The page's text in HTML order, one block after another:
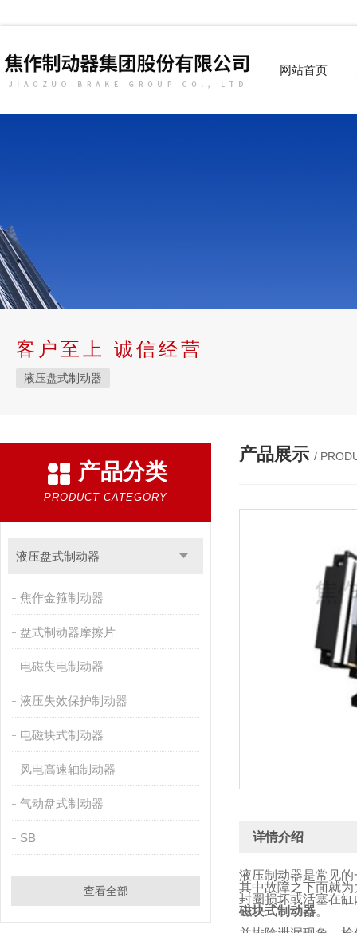
网站首页
客户至上 诚信经营
液压盘式制动器
产品分类
PRODUCT CATEGORY
液压盘式制动器
焦作金箍制动器
盘式制动器摩擦片
电磁失电制动器
液压失效保护制动器
电磁块式制动器
风电高速轴制动器
气动盘式制动器
SB
查看全部
产品展示 /
详情介绍
液压制动器是常见
其中故障之下面就
封圈损坏或活塞在
磁块式制动器。